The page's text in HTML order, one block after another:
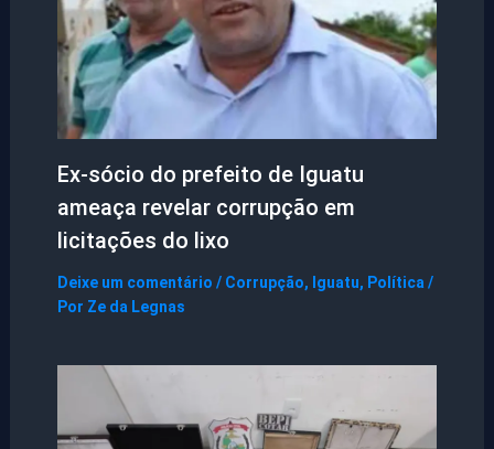
Ex-sócio do prefeito de Iguatu
ameaça revelar corrupção em
licitações do lixo
Deixe um comentário / Corrupção, Iguatu, Política /
Por Ze da Legnas